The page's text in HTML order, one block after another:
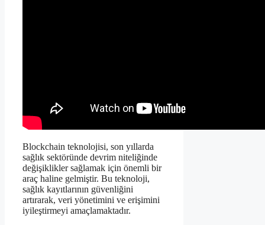
Blockchain teknolojisi, son yıllarda
sağlık sektöründe devrim niteliğinde
değişiklikler sağlamak için önemli bir
araç haline gelmiştir. Bu teknoloji,
sağlık kayıtlarının güvenliğini
artırarak, veri yönetimini ve erişimini
iyileştirmeyi amaçlamaktadır.